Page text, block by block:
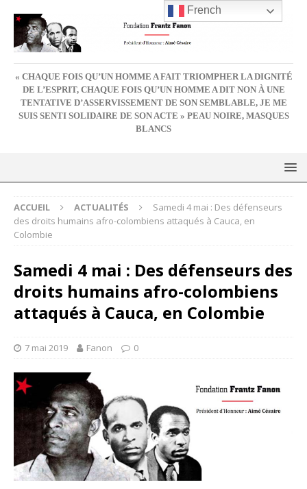
« CHAQUE FOIS QU’UN HOMME A FAIT TRIOMPHER LA DIGNITÉ
DE L’ESPRIT, CHAQUE FOIS QU’UN HOMME A DIT NON À UNE
TENTATIVE D’ASSERVISSEMENT DE SON SEMBLABLE, JE ME
SUIS SENTI SOLIDAIRE DE SON ACTE » PEAU NOIRE, MASQUES
BLANCS
ACCUEIL ACTUALITÉS
Samedi 4 mai : Des défenseurs
des droits humains afro-colombiens attaqués à Cauca, en
Colombie
Samedi 4 mai : Des défenseurs des
droits humains afro-colombiens
attaqués à Cauca, en Colombie
7 mai 2019 Fanon 0
French